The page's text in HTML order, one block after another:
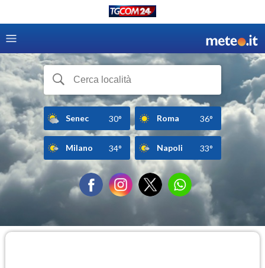
Senec 30° Roma 36°
Milano 34° Napoli 33°